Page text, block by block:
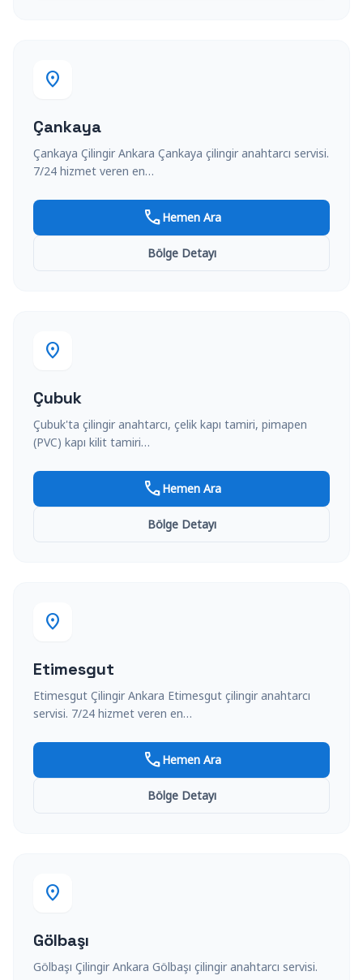
location_on
Çankaya
Çankaya Çilingir Ankara Çankaya çilingir anahtarcı servisi.
7/24 hizmet veren en…
callHemen Ara
Bölge Detayı
location_on
Çubuk
Çubuk'ta çilingir anahtarcı, çelik kapı tamiri, pimapen
(PVC) kapı kilit tamiri…
callHemen Ara
Bölge Detayı
location_on
Etimesgut
Etimesgut Çilingir Ankara Etimesgut çilingir anahtarcı
servisi. 7/24 hizmet veren en…
callHemen Ara
Bölge Detayı
location_on
Gölbaşı
Gölbaşı Çilingir Ankara Gölbaşı çilingir anahtarcı servisi.